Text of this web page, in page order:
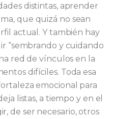
distintas, aprender
que quizá no sean
actual. Y también hay
“sembrando y cuidando
red de vínculos en la
difíciles. Toda esa
emocional para
listas, a tiempo y en el
de ser necesario, otros